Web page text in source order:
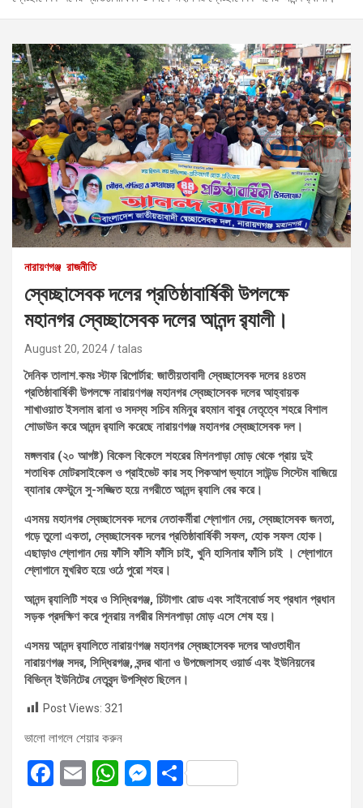
নারায়ণগঞ্জ রাজনীতি
স্বেচ্ছাসেবক দলের প্রতিষ্ঠাবার্ষিকী উপলক্ষে
মহানগর স্বেচ্ছাসেবক দলের আনন্দ র‍্যালী।
August 20, 2024 talas
দৈনিক তালাশ.কমঃ স্টাফ রিপোর্টার: জাতীয়তাবাদী স্বেচ্ছাসেবক দলের ৪৪তম
প্রতিষ্ঠাবার্ষিকী উপলক্ষে নারায়ণগঞ্জ মহানগর স্বেচ্ছাসেবক দলের আহ্বায়ক
শাখাওয়াত ইসলাম রানা ও সদস্য সচিব মমিনুর রহমান বাবুর নেতৃত্বে শহরে বিশাল
শোডাউন করে আনন্দ র‌্যালি করেছে নারায়ণগঞ্জ মহানগর স্বেচ্ছাসেবক দল।
মঙ্গলবার (২০ আগষ্ট) বিকেল বিকেলে শহরের মিশনপাড়া মোড় থেকে প্রায় দুই
শতাধিক মোটরসাইকেল ও প্রাইভেট কার সহ পিকআপ ভ্যানে সাউন্ড সিস্টেম বাজিয়ে
ব্যানার ফেস্টুনে সু-সজ্জিত হয়ে নগরীতে আনন্দ র‌্যালি বের করে।
এসময় মহানগর স্বেচ্ছাসেবক দলের নেতাকর্মীরা শ্লোগান দেয়, স্বেচ্ছাসেবক জনতা,
গড়ে তুলো একতা, স্বেচ্ছাসেবক দলের প্রতিষ্ঠাবার্ষিকী সফল, হোক সফল হোক।
এছাড়াও শ্লোগান দেয় ফাঁসি ফাঁসি ফাঁসি চাই, খুনি হাসিনার ফাঁসি চাই । শ্লোগানে
শ্লোগানে মুখরিত হয়ে ওঠে পুরো শহর।
আনন্দ র‌্যালিটি শহর ও সিদ্ধিরগঞ্জ, চিটাগাং রোড এবং সাইনবোর্ড সহ প্রধান প্রধান
সড়ক প্রদক্ষিণ করে পূনরায় নগরীর মিশনপাড়া মোড় এসে শেষ হয়।
এসময় আনন্দ র‌্যালিতে নারায়ণগঞ্জ মহানগর স্বেচ্ছাসেবক দলের আওতাধীন
নারায়ণগঞ্জ সদর, সিদ্ধিরগঞ্জ, বন্দর থানা ও উপজেলাসহ ওয়ার্ড এবং ইউনিয়নের
বিভিন্ন ইউনিটের নেতৃবৃন্দ উপস্থিত ছিলেন।
Post Views: 321
ভালো লাগলে শেয়ার করুন
F
E
W M S